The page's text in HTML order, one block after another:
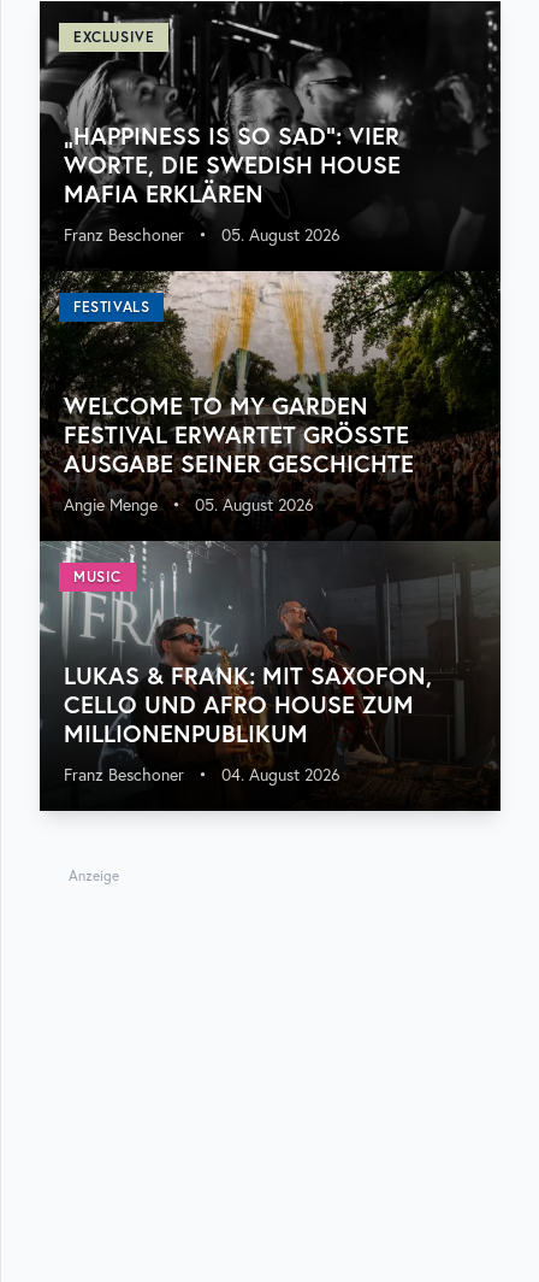
EXCLUSIVE
„HAPPINESS IS SO SAD“: VIER
WORTE, DIE SWEDISH HOUSE
MAFIA ERKLÄREN
Franz Beschoner • 05. August 2026
FESTIVALS
WELCOME TO MY GARDEN
FESTIVAL ERWARTET GRÖSSTE A
USGABE SEINER GESCHICHTE
Angie Menge • 05. August 2026
MUSIC
LUKAS & FRANK: MIT SAXOFON,
CELLO UND AFRO HOUSE ZUM
MILLIONENPUBLIKUM
Franz Beschoner • 04. August 2026
Anzeige